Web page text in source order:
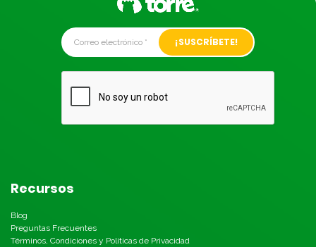
Alternative:
Recursos
Blog
Preguntas Frecuentes
Términos, Condiciones y Políticas de Privacidad